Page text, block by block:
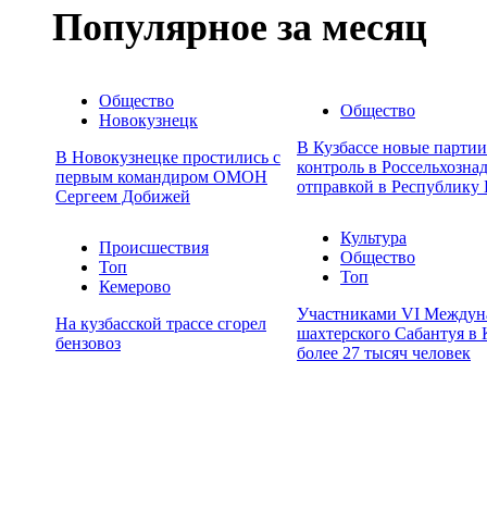
Популярное за месяц
Общество
Новокузнецк
В Новокузнецке простились с
первым командиром ОМОН
Сергеем Добижей
Общество
В Кузбассе новые
контроль в
отправкой в Республику
Происшествия
Топ
Кемерово
На кузбасской трассе сгорел
бензовоз
Культура
Общество
Топ
Участниками VI
шахтерского Сабантуя в
более 27 тысяч человек